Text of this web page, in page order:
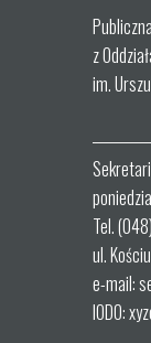
z
im.
Tel.
ul.
e-mail:
IODO: